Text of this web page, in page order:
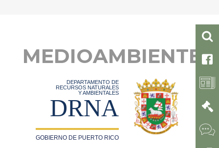
MEDIOAMBIENTE
DEPARTAMENTO DE
RECURSOS NATURALES
Y AMBIENTALES
DRNA
GOBIERNO DE PUERTO RICO